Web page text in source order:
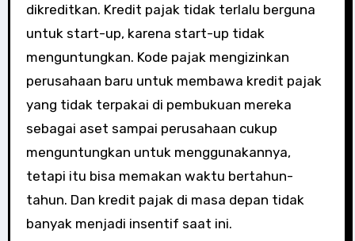
dikreditkan. Kredit pajak tidak terlalu berguna
untuk start-up, karena start-up tidak
menguntungkan. Kode pajak mengizinkan
perusahaan baru untuk membawa kredit pajak
yang tidak terpakai di pembukuan mereka
sebagai aset sampai perusahaan cukup
menguntungkan untuk menggunakannya,
tetapi itu bisa memakan waktu bertahun-
tahun. Dan kredit pajak di masa depan tidak
banyak menjadi insentif saat ini.